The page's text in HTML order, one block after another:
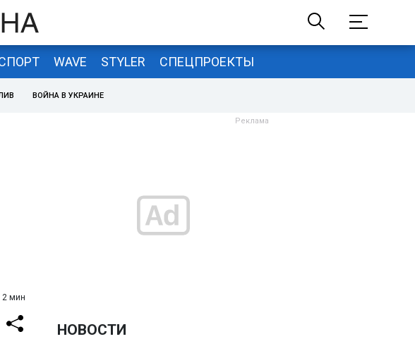
WAVE STYLER СПЕЦПРОЕКТЫ
ВОЙНА В УКРАИНЕ
2 мин
НОВОСТИ